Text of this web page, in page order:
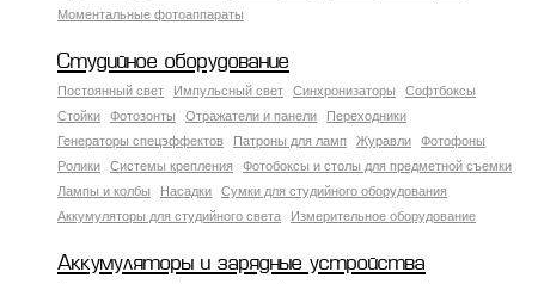
Моментальные фотоаппараты
Студийное оборудование
Постоянный свет Импульсный свет Синхронизаторы
Софтбоксы
Стойки
Фотозонты Отражатели и панели
Переходники
Генераторы спецэффектов
Патроны для ламп Журавли
Фотофоны
Ролики
Системы крепления
Фотобоксы и столы для предметной съемки
Лампы и колбы
Насадки
Сумки для студийного оборудования
Аккумуляторы для студийного света
Измерительное оборудование
Аккумуляторы и зарядные устройства